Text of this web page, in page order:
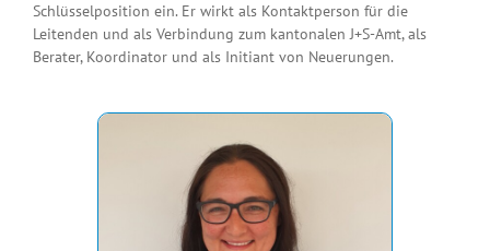
Schlüsselposition ein. Er wirkt als Kontaktperson für die
Leitenden und als Verbindung zum kantonalen J+S-Amt, als
Berater, Koordinator und als Initiant von Neuerungen.